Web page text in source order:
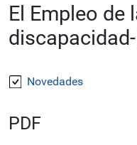
El Empleo de
Novedades
PDF